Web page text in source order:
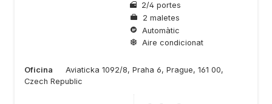
2/4 portes
2 maletes
Automàtic
Aire condicionat
Oficina
Aviaticka 1092/8, Praha 6, Prague, 161 00,
Czech Republic